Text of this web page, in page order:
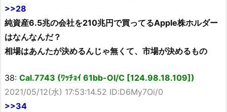
>>28
純資産6.5兆の会社を210兆円で買ってるApple株ホルダー
はなんなんだ？
相場はあんたが決めるんじゃ無くて、市場が決めるもの
38: Cal.7743 (ﾜｯﾁｮｲ 61bb-OI/C [124.98.18.109])
2021/05/12(水) 17:53:14.52 ID:D6My7Oi/0
>>34